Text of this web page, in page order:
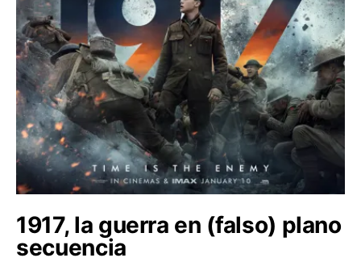
1917, la guerra en (falso) plano
secuencia